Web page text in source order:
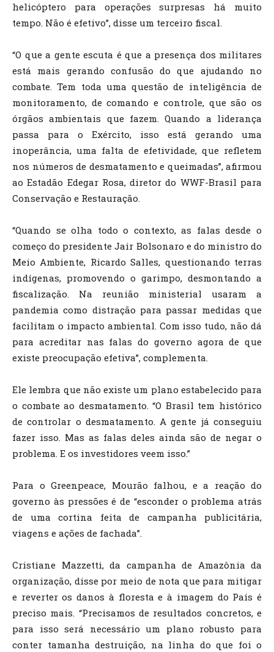
helicóptero para operações surpresas há muito
tempo. Não é efetivo”, disse um terceiro fiscal.
“O que a gente escuta é que a presença dos militares
está mais gerando confusão do que ajudando no
combate. Tem toda uma questão de inteligência de
monitoramento, de comando e controle, que são os
órgãos ambientais que fazem. Quando a liderança
passa para o Exército, isso está gerando uma
inoperância, uma falta de efetividade, que refletem
nos números de desmatamento e queimadas”, afirmou
ao Estadão Edegar Rosa, diretor do WWF-Brasil para
Conservação e Restauração.
“Quando se olha todo o contexto, as falas desde o
começo do presidente Jair Bolsonaro e do ministro do
Meio Ambiente, Ricardo Salles, questionando terras
indígenas, promovendo o garimpo, desmontando a
fiscalização. Na reunião ministerial usaram a
pandemia como distração para passar medidas que
facilitam o impacto ambiental. Com isso tudo, não dá
para acreditar nas falas do governo agora de que
existe preocupação efetiva”, complementa.
Ele lembra que não existe um plano estabelecido para
o combate ao desmatamento. “O Brasil tem histórico
de controlar o desmatamento. A gente já conseguiu
fazer isso. Mas as falas deles ainda são de negar o
problema. E os investidores veem isso.”
Para o Greenpeace, Mourão falhou, e a reação do
governo às pressões é de “esconder o problema atrás
de uma cortina feita de campanha publicitária,
viagens e ações de fachada”.
Cristiane Mazzetti, da campanha de Amazônia da
organização, disse por meio de nota que para mitigar
e reverter os danos à floresta e à imagem do País é
preciso mais. “Precisamos de resultados concretos, e
para isso será necessário um plano robusto para
conter tamanha destruição, na linha do que foi o